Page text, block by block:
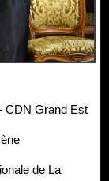
CDN Grand Est
de La